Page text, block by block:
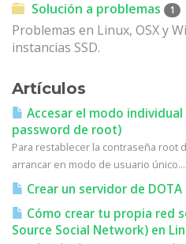
Solución a problemas
1
Problemas en Linux, OSX y
instancias SSD.
Artículos
Accesar el modo
password de root)
Para restablecer la contraseña root
arrancar en modo de usuario único....
Crear un servidor de DOTA
Cómo crear tu propia red
Source Social Network) en